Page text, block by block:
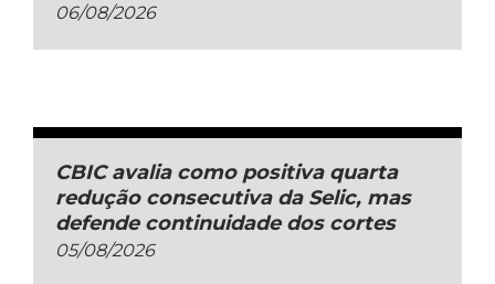
06/08/2026
CBIC avalia como positiva quarta
redução consecutiva da Selic, mas
defende continuidade dos cortes
05/08/2026